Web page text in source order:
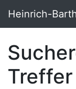
Heinrich-
Treffer